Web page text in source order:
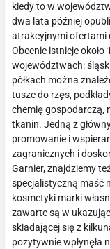
kiedy to w
dwa lata później
atrakcyjnymi ofertami
Obecnie istnieje
województwach:
półkach można
tusze do rzęs,
chemię gospodarczą,
tkanin. Jedną z
promowanie i
zagranicznych i
Garnier, znajdziemy
specjalistyczną maść
kosmetyki marki
zawarte są w
składającej się z
pozytywnie wpłynęła